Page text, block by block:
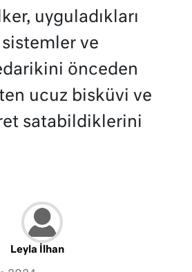
uyguladıkları
ve
önceden
ucuz bisküvi ve
satabildiklerini
Leyla İlhan